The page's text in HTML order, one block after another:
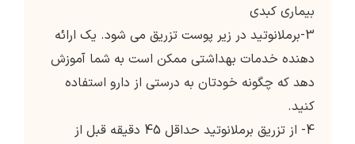
بیماری کبدی
3-برملانوتید در زیر پوست تزریق می شود. یک ارائه
دهنده خدمات بهداشتی ممکن است به شما آموزش
دهد که چگونه خودتان به درستی از دارو استفاده
کنید.
4- از تزریق برملانوتید حداقل 45 دقیقه قبل از